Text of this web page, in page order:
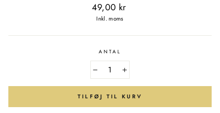
Normal
pris
49,00 kr
Inkl. moms
ANTAL
+
TILFØJ TIL KURV